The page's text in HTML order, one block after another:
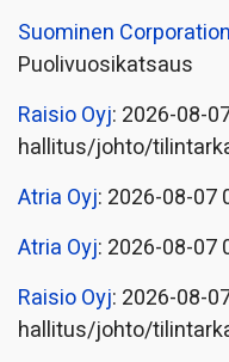
Suominen Corporation
Puolivuosikatsaus
Raisio Oyj: 2026-08-
hallitus/johto/
Atria Oyj: 2026-08-07
Atria Oyj: 2026-08-07
Raisio Oyj: 2026-08-
hallitus/johto/